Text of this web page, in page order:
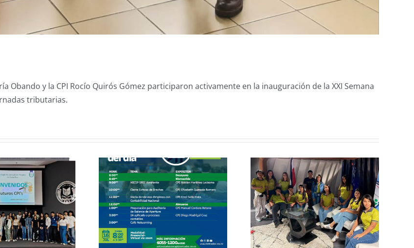
Obando y la CPI Rocío Quirós Gómez participaron activamente en la inauguración de la XXI Semana
tributarias.
V Congreso
Nacional de
Contadores
CCPCR Informa
Incorporación de
nuevos
agremiados